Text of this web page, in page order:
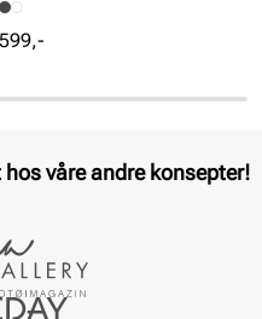
Pris
599,-
våre andre konsepter!